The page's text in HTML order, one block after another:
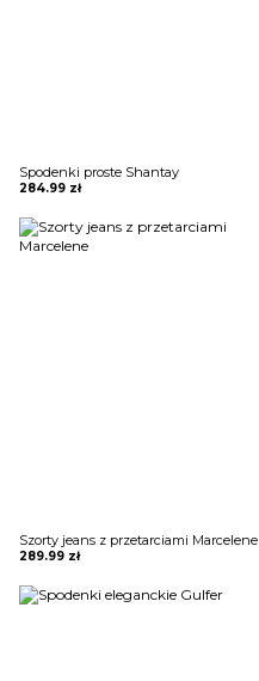
Spodenki proste Shantay
284.99 zł
Szorty jeans z przetarciami Marcelene
289.99 zł